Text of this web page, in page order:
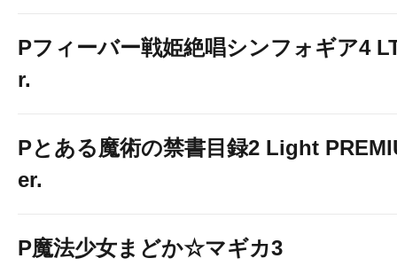
Pフィーバー戦姫絶唱シンフォギア4
r.
Pとある魔術の禁書目録2 Light
er.
P魔法少女まどか☆マギカ3